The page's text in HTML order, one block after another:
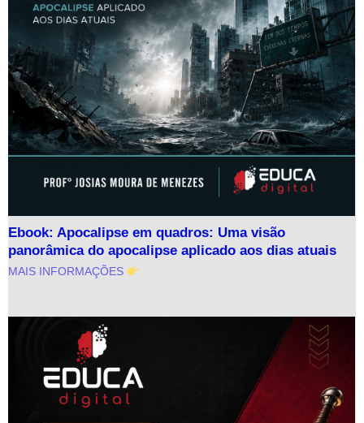
Ebook: Apocalipse em quadros: Uma visão
panorâmica do apocalipse aplicado aos dias atuais
MAIS INFORMAÇÕES